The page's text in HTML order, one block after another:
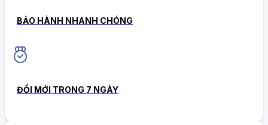
BẢO HÀNH NHANH CHÓNG
ĐỔI MỚI TRONG 7 NGÀY